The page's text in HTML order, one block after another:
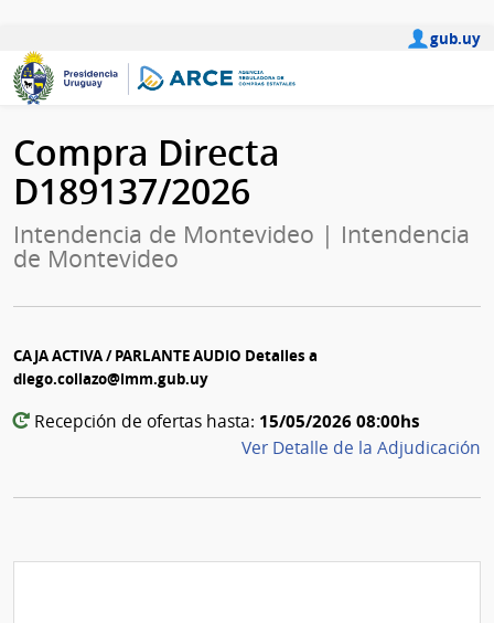
gub.uy
Compra Directa
D189137/2026
Intendencia de Montevideo | Intendencia
de Montevideo
CAJA ACTIVA / PARLANTE AUDIO Detalles a
diego.collazo@imm.gub.uy
Recepción de ofertas hasta: 15/05/2026 08:00hs
Ver Detalle de la Adjudicación